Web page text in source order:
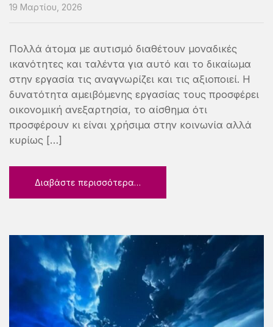
19 Μαρτίου, 2026
Πολλά άτομα με αυτισμό διαθέτουν μοναδικές
ικανότητες και ταλέντα για αυτό και το δικαίωμα
στην εργασία τις αναγνωρίζει και τις αξιοποιεί. Η
δυνατότητα αμειβόμενης εργασίας τους προσφέρει
οικονομική ανεξαρτησία, το αίσθημα ότι
προσφέρουν κι είναι χρήσιμα στην κοινωνία αλλά
κυρίως […]
Διαβάστε περισσότερα…